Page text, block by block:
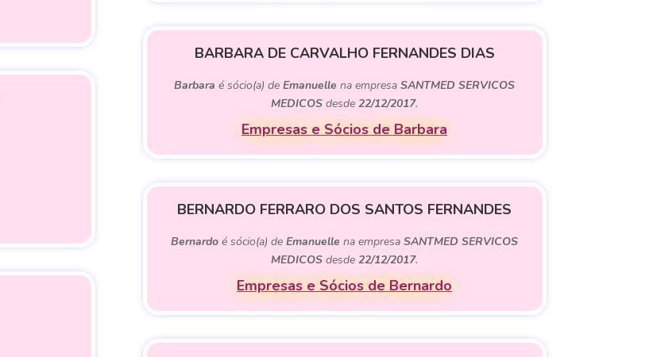
BARBARA DE CARVALHO FERNANDES DIAS
Barbara é sócio(a) deEmanuelle na empresaSANTMED SERVICOS
MEDICOS desde22/12/2017.
Empresas e Sócios de Barbara
BERNARDO FERRARO DOS SANTOS FERNANDES
Bernardo é sócio(a) deEmanuelle na empresaSANTMED SERVICOS
MEDICOS desde22/12/2017.
Empresas e Sócios de Bernardo